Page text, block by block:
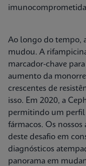
Ao longo do tempo,
mudou. A
marcador-chave
aumento da
crescentes de
isso. Em 2020, a
permitindo um perfil
fármacos. Os nossos
deste desafio em
diagnósticos
panorama em